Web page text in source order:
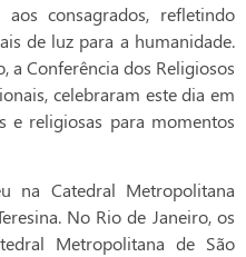
consagrados, refletindo
de luz para a humanidade.
a Conferência dos Religiosos
celebraram este dia em
e religiosas para momentos
na Catedral Metropolitana
No Rio de Janeiro, os
Metropolitana de São